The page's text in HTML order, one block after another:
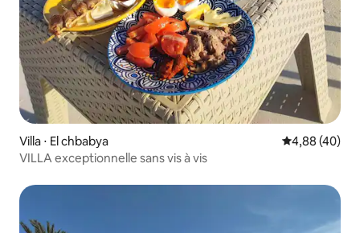
Villa ⋅ El chbabya Évaluation
4,88 (40)
VILLA exceptionnelle sans vis à vis